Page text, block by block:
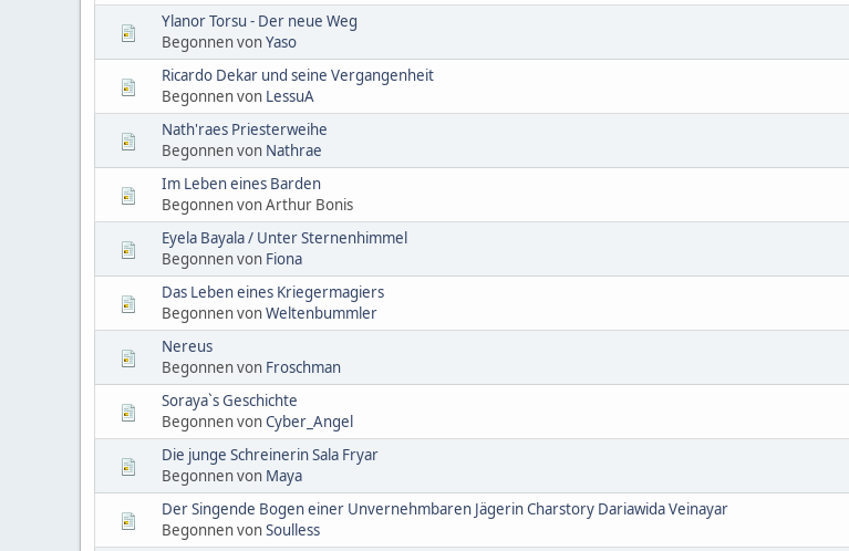
Ylanor Torsu - Der neue Weg
Begonnen vonYaso
Ricardo Dekar und seine Vergangenheit
Begonnen von LessuA
Nath'raes Priesterweihe
Begonnen von Nathrae
Im Leben eines Barden
Begonnen von Arthur Bonis
Eyela Bayala / Unter Sternenhimmel
Begonnen von Fiona
Das Leben eines Kriegermagiers
Begonnen vonWeltenbummler
Nereus
Begonnen von Froschman
Soraya`s Geschichte
Begonnen vonCyber_Angel
Die junge Schreinerin Sala Fryar
Begonnen von Maya
Der Singende Bogen einer Unvernehmbaren Jägerin Charstory Dariawida Veinayar
Begonnen vonSoulless